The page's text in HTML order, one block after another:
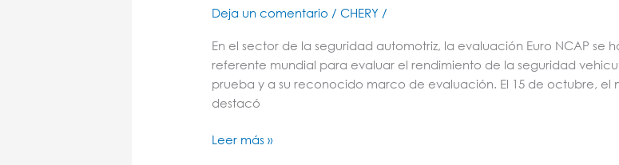
Deja un comentario /CHERY /
En el sector de la seguridad automotriz, la evaluación Euro NCAP
referente mundial para evaluar el rendimiento de la seguridad
prueba y a su reconocido marco de evaluación. El 15 de octubre, el
destacó
Leer más »